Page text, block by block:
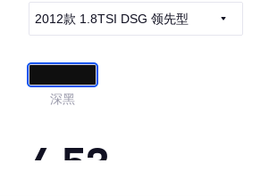
2012款 1.8TSI DSG 领先型
深黑
4.53